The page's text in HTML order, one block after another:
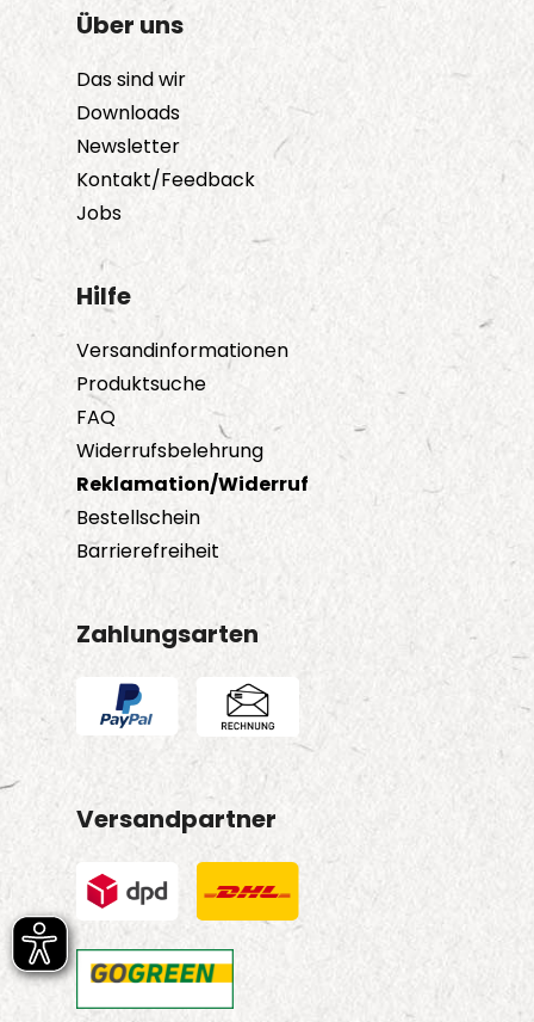
Über uns
Das sind wir
Downloads
Newsletter
Kontakt/Feedback
Jobs
Hilfe
Versandinformationen
Produktsuche
FAQ
Widerrufsbelehrung
Reklamation/Widerruf
Bestellschein
Barrierefreiheit
Zahlungsarten
Versandpartner